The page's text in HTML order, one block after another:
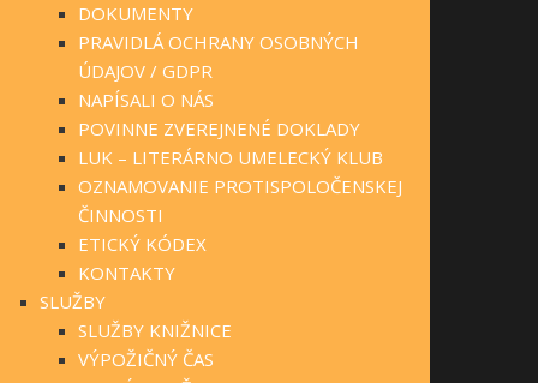
DOKUMENTY
PRAVIDLÁ OCHRANY OSOBNÝCH
ÚDAJOV / GDPR
NAPÍSALI O NÁS
POVINNE ZVEREJNENÉ DOKLADY
LUK – LITERÁRNO UMELECKÝ KLUB
OZNAMOVANIE PROTISPOLOČENSKEJ
ČINNOSTI
ETICKÝ KÓDEX
KONTAKTY
SLUŽBY
SLUŽBY KNIŽNICE
VÝPOŽIČNÝ ČAS